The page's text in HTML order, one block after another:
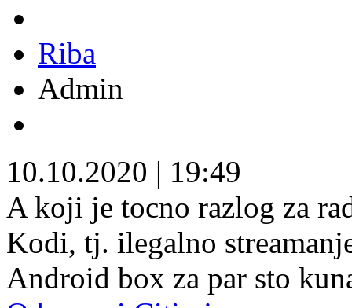
Riba
Admin
10.10.2020 | 19:49
A koji je tocno razlog za
Kodi, tj. ilegalno
Android box za par sto